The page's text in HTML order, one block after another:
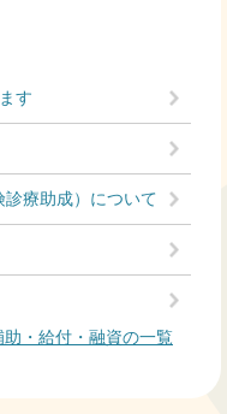
す
療助成）について
助・給付・融資の一覧